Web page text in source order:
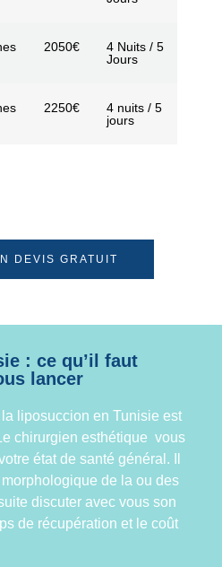
2050€
4 Nuits / 5
Jours
2250€
4 nuits / 5
jours
DEVIS GRATUIT
: ce qu’il faut
lancer
la liposuccion en Tunisie est
chirurgien esthétique vous
état de santé général. Il
de la ou des
discuter avec vous son
de récupération et le coût